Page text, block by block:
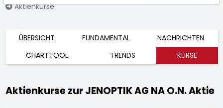
Aktienkurse
ÜBERSICHT FUNDAMENTAL
NACHRICHTEN
CHARTTOOL
TRENDS KURSE
Aktienkurse zur JENOPTIK AG NA O.N. Aktie